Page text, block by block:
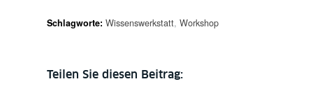
Schlagworte: Wissenswerkstatt, Workshop